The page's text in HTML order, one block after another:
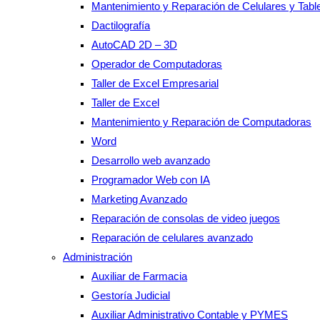
Mantenimiento y Reparación de Celulares y
Dactilografía
AutoCAD 2D – 3D
Operador de Computadoras
Taller de Excel Empresarial
Taller de Excel
Mantenimiento y Reparación de Computadoras
Word
Desarrollo web avanzado
Programador Web con IA
Marketing Avanzado
Reparación de consolas de video juegos
Reparación de celulares avanzado
Administración
Auxiliar de Farmacia
Gestoría Judicial
Auxiliar Administrativo Contable y PYMES